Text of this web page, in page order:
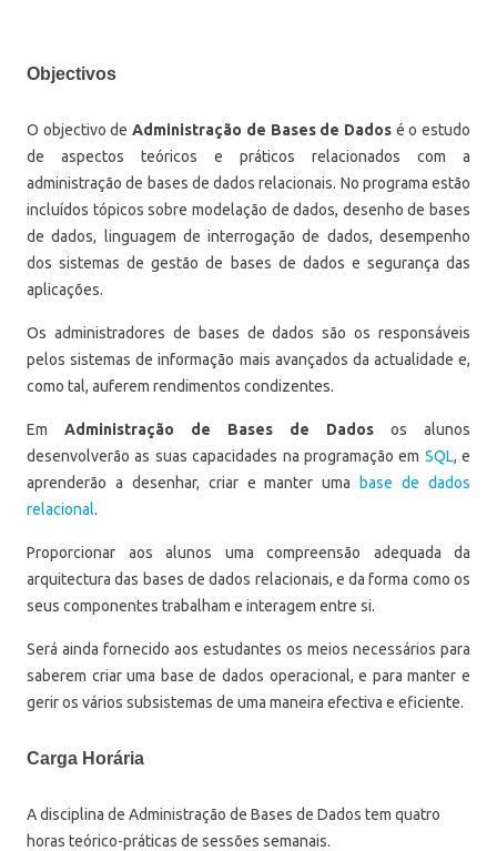
Objectivos
O objectivo deAdministração de Bases de Dadosé o estudo
de aspectos teóricos e práticos relacionados com a
administração de bases de dados relacionais. No programa estão
incluídos tópicos sobre modelação de dados, desenho de bases
de dados, linguagem de interrogação de dados, desempenho
dos sistemas de gestão de bases de dados e segurança das
aplicações.
Os administradores de bases de dados são os responsáveis
pelos sistemas de informação mais avançados da actualidade e,
como tal, auferem rendimentos condizentes.
Em Administração de Bases de Dados os alunos
desenvolverão as suas capacidades na programação em SQL, e
aprenderão a desenhar, criar e manter uma
base de dados
relacional.
Proporcionar aos alunos uma compreensão adequada da
arquitectura das bases de dados relacionais, e da forma como os
seus componentes trabalham e interagem entre si.
Será ainda fornecido aos estudantes os meios necessários para
saberem criar uma base de dados operacional, e para manter e
gerir os vários subsistemas de uma maneira efectiva e eficiente.
Carga Horária
A disciplina de Administração de Bases de Dados tem quatro
horas teórico-práticas de sessões semanais.